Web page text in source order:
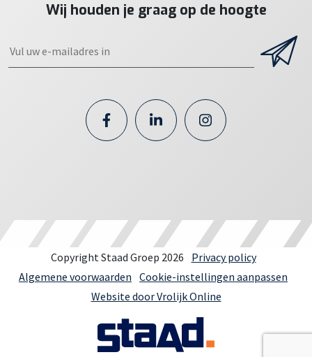
Wij houden je graag op de hoogte
Copyright Staad Groep 2026
Privacy policy
Algemene voorwaarden Cookie-instellingen aanpassen
Website door Vrolijk Online